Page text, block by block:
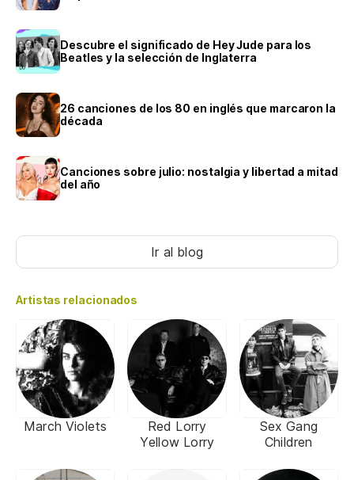
Descubre el significado de Hey Jude para los
Beatles y la selección de Inglaterra
26 canciones de los 80 en inglés que marcaron la
década
Canciones sobre julio: nostalgia y libertad a mitad
del año
Ir al blog
Artistas relacionados
March Violets
Red Lorry
Yellow Lorry
Sex Gang
Children